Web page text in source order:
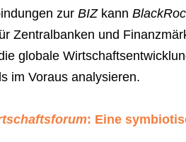
zur BIZkann
Zentralbanken und
globale
im Voraus analysieren.
: Eine